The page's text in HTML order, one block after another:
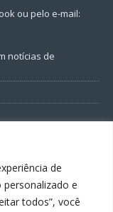
de
e
todos”, você
ou pelo e-mail:
notícias de